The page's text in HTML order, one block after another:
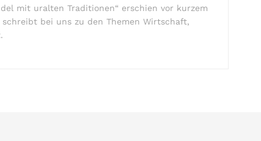
mit uralten Traditionen“ erschien vor kurzem
bei uns zu den Themen Wirtschaft,